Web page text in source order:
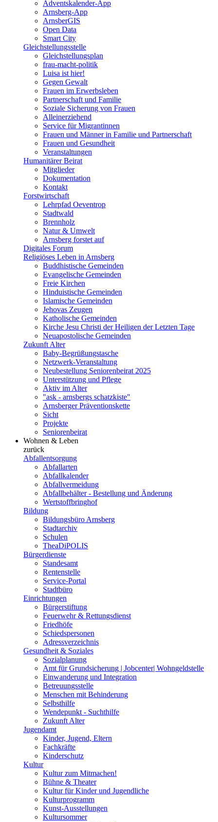
Adventskalender-App
Arnsberg-App
ArnsberGIS
Open Data
Smart City
Gleichstellungsstelle
Gleichstellungsplan
frau-macht-politik
Luisa ist hier!
Gegen Gewalt
Frauen im Erwerbsleben
Partnerschaft und Familie
Soziale Sicherung von Frauen
Alleinerziehend
Service für Migrantinnen
Frauen und Männer in Familie und Partnerschaft
Frauen und Gesundheit
Veranstaltungen
Humanitärer Beirat
Mitglieder
Dokumentation
Kontakt
Forstwirtschaft
Lehrpfad Oeventrop
Stadtwald
Brennholz
Natur & Umwelt
Arnsberg forstet auf
Digitales Forum
Religiöses Leben in Arnsberg
Buddhistische Gemeinden
Evangelische Gemeinden
Freie Kirchen
Hinduistische Gemeinden
Islamische Gemeinden
Jehovas Zeugen
Katholische Gemeinden
Kirche Jesu Christi der Heiligen der Letzten Tage
Neuapostolische Gemeinden
Zukunft Alter
Baby-Begrüßungstasche
Netzwerk-Veranstaltung
Neubestellung Seniorenbeirat 2025
Unterstützung und Pflege
Aktiv im Alter
"ask - arnsbergs schatzkiste"
Arnsberger Präventionskette
Sicht
Projekte
Seniorenbeirat
Wohnen & Leben
zurück
Abfallentsorgung
Abfallarten
Abfallkalender
Abfallvermeidung
Abfallbehälter - Bestellung und Änderung
Wertstoffbringhof
Bildung
Bildungsbüro Arnsberg
Stadtarchiv
Schulen
TheaDiPOLIS
Bürgerdienste
Standesamt
Rentenstelle
Service-Portal
Stadtbüro
Einrichtungen
Bürgerstiftung
Feuerwehr & Rettungsdienst
Friedhöfe
Schiedspersonen
Adressverzeichnis
Gesundheit & Soziales
Sozialplanung
Amt für Grundsicherung | Jobcenter| Wohngeldstelle
Einwanderung und Integration
Betreuungsstelle
Menschen mit Behinderung
Selbsthilfe
Wendepunkt - Suchthilfe
Zukunft Alter
Jugendamt
Kinder, Jugend, Eltern
Fachkräfte
Kinderschutz
Kultur
Kultur zum Mitmachen!
Bühne & Theater
Kultur für Kinder und Jugendliche
Kulturprogramm
Kunst-Ausstellungen
Kultursommer